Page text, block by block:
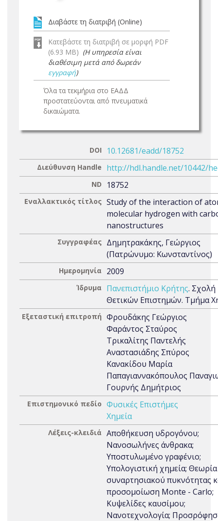
Διαβάστε τη διατριβή (Online)
Κατεβάστε τη διατριβή σε μορφή PDF
(6.93 MB) (Η υπηρεσία είναι
διαθέσιμη μετά από δωρεάν
εγγραφή)
Όλα τα τεκμήρια στο ΕΑΔΔ
προστατεύονται από πνευματικά
δικαιώματα.
DOI 10.12681/eadd/18752
Διεύθυνση Handle http://hdl.handle.net/10442/
ND 18752
Εναλλακτικός τίτλος Study of the interaction of
molecular hydrogen with
nanostructures
Συγγραφέας Δημητρακάκης, Γεώργιος
(Πατρώνυμο: Κωνσταντίνος)
Ημερομηνία 2009
Ίδρυμα Πανεπιστήμιο Κρήτης. Σχολή
Θετικών Επιστημών. Τμήμα
Εξεταστική επιτροπή Φρουδάκης Γεώργιος
Φαράντος Σταύρος
Τρικαλίτης Παντελής
Αναστασιάδης Σπύρος
Κανακίδου Μαρία
Παπαγιαννακόπουλος
Γουρνής Δημήτριος
Επιστημονικό πεδίο Φυσικές Επιστήμες
Χημεία
Λέξεις-κλειδιά Αποθήκευση υδρογόνου;
Νανοσωλήνες άνθρακα;
Υποστυλωμένο γραφένιο;
Υπολογιστική χημεία; Θεωρία
συναρτησιακού πυκνότητας
προσομοίωση Monte - Carlo;
Κυψελίδες καυσίμου;
Νανοτεχνολογία;